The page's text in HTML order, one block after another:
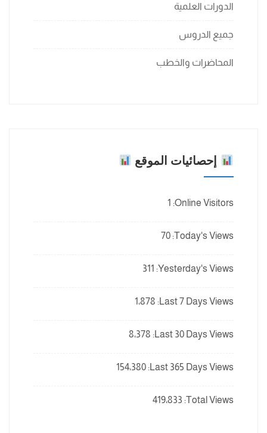
الدورات العلمية
جميع الدروس
المحاضرات والخطب
إحصائيات الموقع
Online Visitors:
1
Today's Views:
70
Yesterday's Views:
311
Last 7 Days Views: 1٬878
Last 30 Days Views: 8٬378
Last 365 Days Views: 154٬380
Total Views: 419٬833